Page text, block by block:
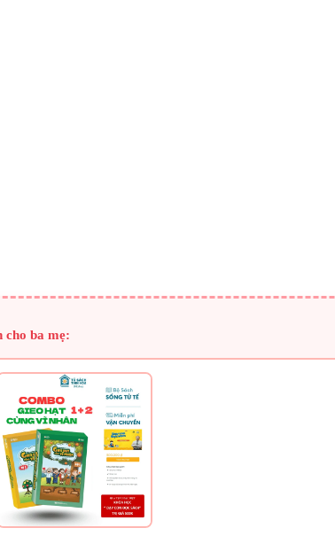
cho ba mẹ: